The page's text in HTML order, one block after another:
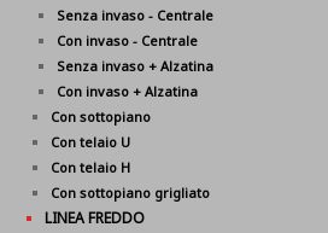
Senza invaso - Centrale
Con invaso - Centrale
Senza invaso + Alzatina
Con invaso + Alzatina
Con sottopiano
Con telaio U
Con telaio H
Con sottopiano grigliato
LINEA FREDDO